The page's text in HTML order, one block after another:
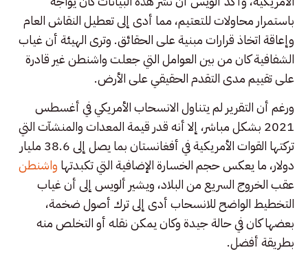
باستمرار محاولات للتعتيم، مما أدى إلى تعطيل النقاش العام
وإعاقة اتخاذ قرارات مبنية على الحقائق. وترى الهيئة أن غياب
الشفافية كان من بين العوامل التي جعلت واشنطن غير قادرة
على تقييم مدى التقدم الحقيقي على الأرض.
ورغم أن التقرير لم يتناول الانسحاب الأمريكي في أغسطس
2021 بشكل مباشر، إلا أنه قدر قيمة المعدات والمنشآت التي
تركتها القوات الأمريكية في أفغانستان بما يصل إلى 38.6 مليار
دولار، ما يعكس حجم الخسارة الإضافية التي تكبدتها واشنطن
عقب الخروج السريع من البلاد، ويشير ألويس إلى أن غياب
التخطيط الواضح للانسحاب أدى إلى ترك أصول ضخمة،
بعضها كان في حالة جيدة وكان يمكن نقله أو التخلص منه
بطريقة أفضل.